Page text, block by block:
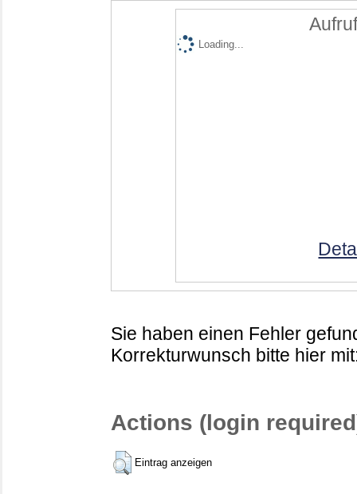
Loading...
Sie haben einen Fehler
Korrekturwunsch bitte hier
Actions (login
Eintrag anzeigen